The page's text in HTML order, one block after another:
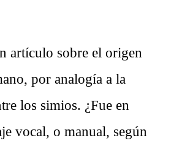
artículo sobre el origen
por analogía a la
los simios. ¿Fue en
vocal, o manual, según